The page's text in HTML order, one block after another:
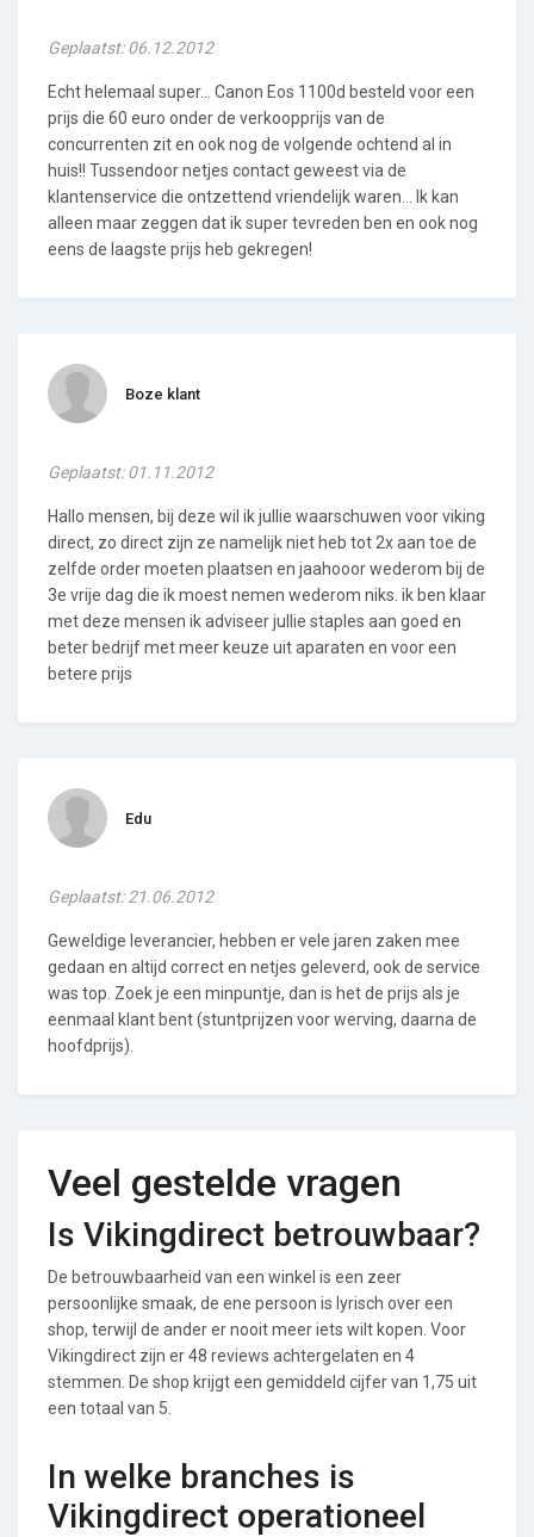
Geplaatst: 06.12.2012
Echt helemaal super... Canon Eos 1100d besteld voor een
prijs die 60 euro onder de verkoopprijs van de
concurrenten zit en ook nog de volgende ochtend al in
huis!! Tussendoor netjes contact geweest via de
klantenservice die ontzettend vriendelijk waren... Ik kan
alleen maar zeggen dat ik super tevreden ben en ook nog
eens de laagste prijs heb gekregen!
Boze klant
Geplaatst: 01.11.2012
Hallo mensen, bij deze wil ik jullie waarschuwen voor viking
direct, zo direct zijn ze namelijk niet heb tot 2x aan toe de
zelfde order moeten plaatsen en jaahooor wederom bij de
3e vrije dag die ik moest nemen wederom niks. ik ben klaar
met deze mensen ik adviseer jullie staples aan goed en
beter bedrijf met meer keuze uit aparaten en voor een
betere prijs
Edu
Geplaatst: 21.06.2012
Geweldige leverancier, hebben er vele jaren zaken mee
gedaan en altijd correct en netjes geleverd, ook de service
was top. Zoek je een minpuntje, dan is het de prijs als je
eenmaal klant bent (stuntprijzen voor werving, daarna de
hoofdprijs).
Veel gestelde vragen
Is Vikingdirect betrouwbaar?
De betrouwbaarheid van een winkel is een zeer
persoonlijke smaak, de ene persoon is lyrisch over een
shop, terwijl de ander er nooit meer iets wilt kopen. Voor
Vikingdirect zijn er 48 reviews achtergelaten en 4
stemmen. De shop krijgt een gemiddeld cijfer van 1,75 uit
een totaal van 5.
In welke branches is
Vikingdirect operationeel